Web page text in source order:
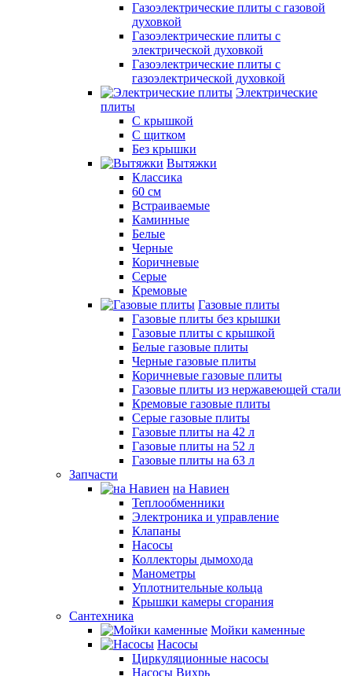
Газоэлектрические плиты с газовой
духовкой
Газоэлектрические плиты с
электрической духовкой
Газоэлектрические плиты с
газоэлектрической духовкой
Электрические
плиты
С крышкой
С щитком
Без крышки
Вытяжки
Классика
60 см
Встраиваемые
Каминные
Белые
Черные
Коричневые
Серые
Кремовые
Газовые плиты
Газовые плиты без крышки
Газовые плиты с крышкой
Белые газовые плиты
Черные газовые плиты
Коричневые газовые плиты
Газовые плиты из нержавеющей стали
Кремовые газовые плиты
Серые газовые плиты
Газовые плиты на 42 л
Газовые плиты на 52 л
Газовые плиты на 63 л
Запчасти
на Навиен
Теплообменники
Электроника и управление
Клапаны
Насосы
Коллекторы дымохода
Манометры
Уплотнительные кольца
Крышки камеры сгорания
Сантехника
Мойки каменные
Насосы
Циркуляционные насосы
Насосы Вихрь